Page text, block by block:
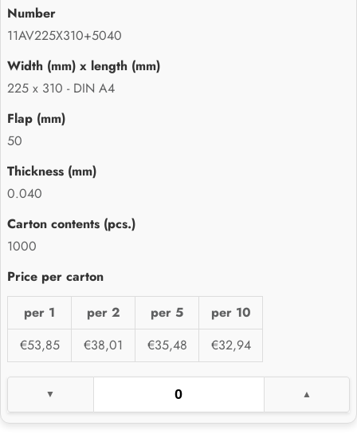
11AV225X310+5040
225 x 310 - DIN A4
50
0.040
1000
per 1 per 2 per 5
per 10
€53,85
€38,01 €35,48 €32,94